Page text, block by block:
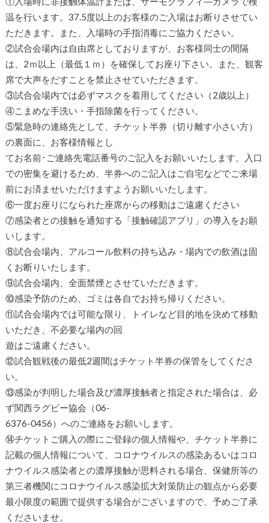
温を行います。37.5度以上のお客様のご入場はお断りさせてい
ただきます。また、入場時の手指消毒にご協力ください。
②試合会場内は自由席としておりますが、お客様同士の間隔
は、2ｍ以上（最低１ｍ）を確保してお座り下さい。また、観客
席で大声をだすことを禁止させていただきます。
③試合会場内では必ずマスクを着用してください（2歳以上）
④こまめな手洗い・手指除菌を行ってください。
⑤緊急時の連絡先として、チケット半券（切り離す小さい方）
の裏面に、お客様情報とし
てお名前･ご連絡先電話番号のご記入をお願いいたします。入口
での密集を避けるため、半券へのご記入はご自宅などでご来場
前にお済ませいただけますようお願いいたします。
⑥一度お座りになられた座席からの移動はご遠慮ください
⑦感染者との接触を通知する「接触確認アプリ」の導入をお願
いします。
⑧試合会場内、アルコール飲料の持ち込み・場内での飲酒は固
くお断りいたします。
⑨試合会場内、全面禁煙とさせていただきます。
⑩感染予防のため、ゴミは各自でお持ち帰りください。
⑪試合会場内では可能な限り、トイレなど目的地を決めて移動
いただき、不必要な場内の回
遊はご遠慮ください。
⑫試合観戦後の最低2週間はチケット半券の保管をしてくださ
い。
⑬感染が判明した場合及び濃厚接触者と指定された場合は、必
ず関西ラグビー協会（06-
6376-0456）へのご連絡をお願いします。
⑭チケットご購入の際にご登録の個人情報や、チケット半券に
記載の個人情報について、コロナウイルスの感染あるいはコロ
ナウイルス感染者との濃厚接触が思料される場合、保健所等の
第三者機関にコロナウイルス感染拡大対策防止の観点から必要
最小限度の範囲で提供する場合がございますので、予めご了承
くださいませ。